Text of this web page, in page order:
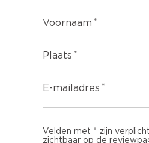
Voornaam
Plaats
E-mailadres
Velden met * zijn
zichtbaar op de